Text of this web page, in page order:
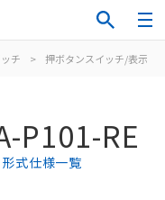
チ > 押ボタンスイッチ/表示灯
P101-RE
式仕様一覧